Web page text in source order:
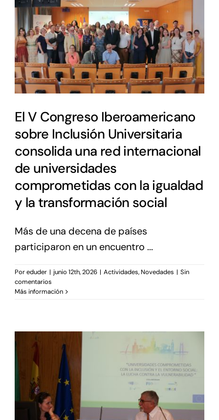
El V Congreso Iberoamericano
sobre Inclusión Universitaria
consolida una red internacional
de universidades
comprometidas con la igualdad
y la transformación social
Más de una decena de países
participaron en un encuentro ...
Poreduder | junio 12th, 2026 | Actividades, Novedades | Sin
comentarios
Más información